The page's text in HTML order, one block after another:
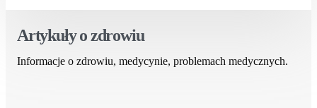
Artykuły o zdrowiu
Informacje o zdrowiu, medycynie, problemach medycznych.